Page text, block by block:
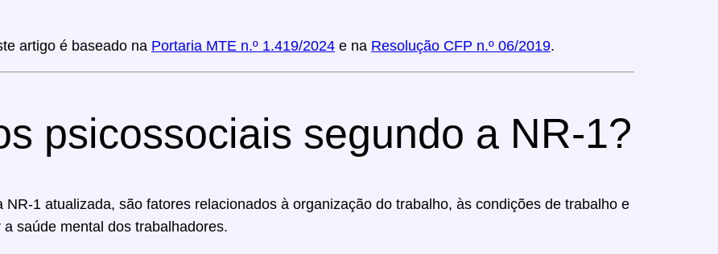
artigo é baseado na Portaria MTE n.º 1.419/2024 e na Resolução CFP n.º 06/2019.
psicossociais segundo a NR-1?
1 atualizada, são fatores relacionados à organização do trabalho, às condições de trabalho e
saúde mental dos trabalhadores.